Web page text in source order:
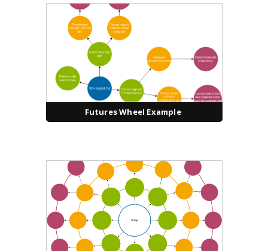
Futures Wheel Example